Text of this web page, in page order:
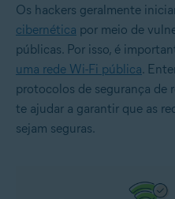
Os hackers geralmente
cibernética por meio de
públicas. Por isso, é
uma rede Wi-Fi pública.
protocolos de segurança de
te ajudar a garantir que as
sejam seguras.